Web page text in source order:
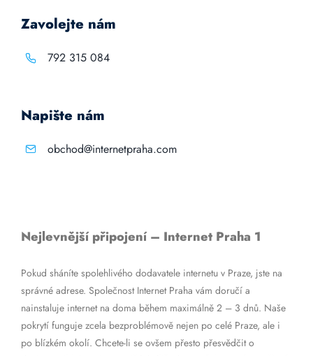
Zavolejte nám
792 315 084
Napište nám
obchod@internetpraha.com
Nejlevnější připojení – Internet Praha 1
Pokud sháníte spolehlivého dodavatele internetu v Praze, jste na
správné adrese. Společnost Internet Praha vám doručí a
nainstaluje internet na doma během maximálně 2 – 3 dnů. Naše
pokrytí funguje zcela bezproblémově nejen po celé Praze, ale i
po blízkém okolí. Chcete-li se ovšem přesto přesvědčit o